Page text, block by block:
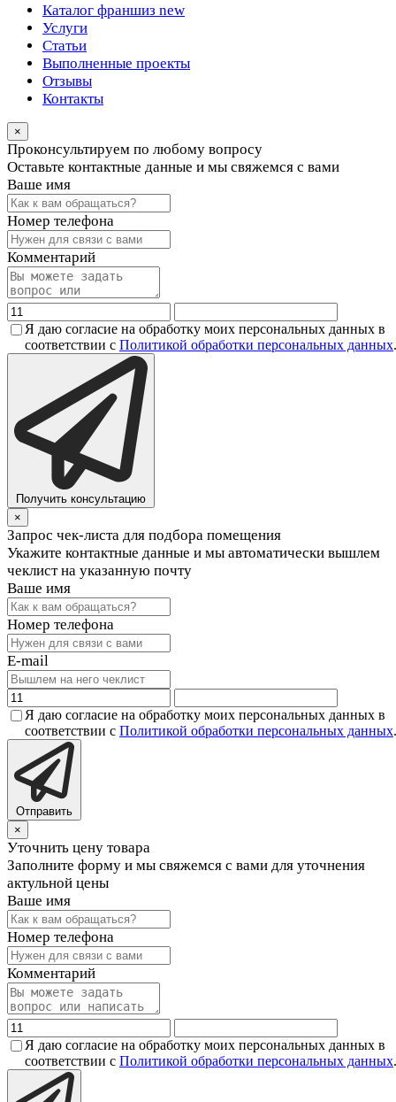
Каталог франшиз new
Услуги
Статьи
Выполненные проекты
Отзывы
Контакты
×
Проконсультируем по любому вопросу
Оставьте контактные данные и мы свяжемся с вами
Ваше имя
Номер телефона
Комментарий
Я даю согласие на обработку моих персональных данных в
соответствии с Политикой обработки персональных данных.
Получить консультацию
×
Запрос чек-листа для подбора помещения
Укажите контактные данные и мы автоматически вышлем
чеклист на указанную почту
Ваше имя
Номер телефона
E-mail
Я даю согласие на обработку моих персональных данных в
соответствии с Политикой обработки персональных данных.
Отправить
×
Уточнить цену товара
Заполните форму и мы свяжемся с вами для уточнения
актульной цены
Ваше имя
Номер телефона
Комментарий
Я даю согласие на обработку моих персональных данных в
соответствии с Политикой обработки персональных данных.